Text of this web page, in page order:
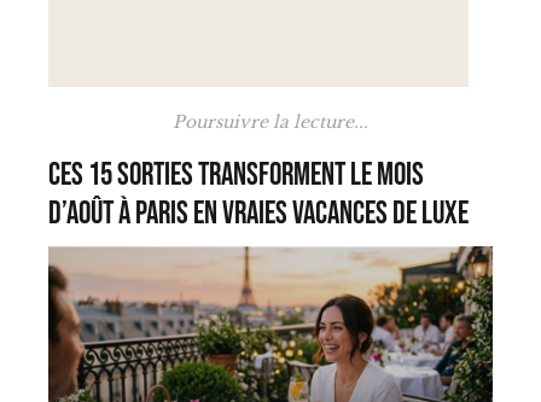
Poursuivre la lecture...
Ces 15 sorties transforment le mois
d’août à Paris en vraies vacances de luxe